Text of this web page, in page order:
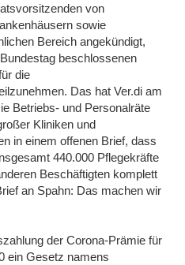
von
sowie
Bereich angekündigt,
beschlossenen
die
Das hat Ver.di am
Betriebs- und Personalräte
Kliniken und
in einem offenen Brief, dass
440.000 Pflegekräfte
Beschäftigten komplett
an Spahn: Das machen wir
der Corona-Prämie für
ein Gesetz namens